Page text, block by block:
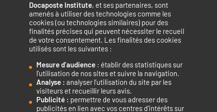
Docaposte Institute, et ses partenaires, sont
amenés à utiliser des technologies comme les
cookies (ou technologies similaires) pour des
finalités précises qui peuvent nécessiter le recueil
de votre consentement. Les finalités des cookies
utilisés sont les suivantes :
Mesure d’audience : établir des statistiques sur
l’utilisation de nos sites et suivre la navigation.
Analyse : analyser l’utilisation du site par les
visiteurs et recueillir leurs avis.
Publicité : permettre de vous adresser des
publicités en lien avec vos centres d’intérêts sur
Accélérateur de compétences numériques.